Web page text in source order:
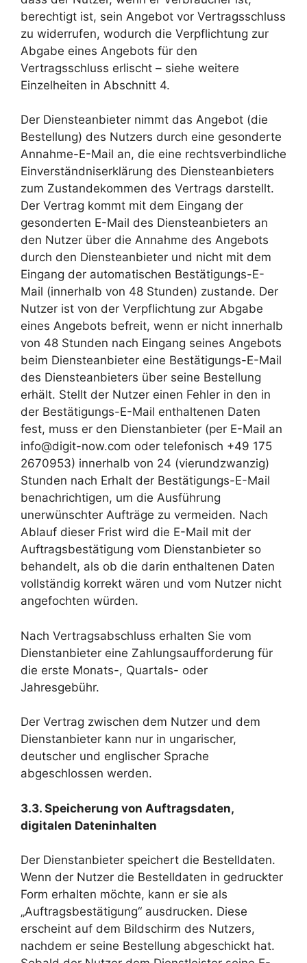
berechtigt ist, sein Angebot vor Vertragsschluss
zu widerrufen, wodurch die Verpflichtung zur
Abgabe eines Angebots für den
Vertragsschluss erlischt – siehe weitere
Einzelheiten in Abschnitt 4.
Der Diensteanbieter nimmt das Angebot (die
Bestellung) des Nutzers durch eine gesonderte
Annahme-E-Mail an, die eine rechtsverbindliche
Einverständniserklärung des Diensteanbieters
zum Zustandekommen des Vertrags darstellt.
Der Vertrag kommt mit dem Eingang der
gesonderten E-Mail des Diensteanbieters an
den Nutzer über die Annahme des Angebots
durch den Diensteanbieter und nicht mit dem
Eingang der automatischen Bestätigungs-E-
Mail (innerhalb von 48 Stunden) zustande. Der
Nutzer ist von der Verpflichtung zur Abgabe
eines Angebots befreit, wenn er nicht innerhalb
von 48 Stunden nach Eingang seines Angebots
beim Diensteanbieter eine Bestätigungs-E-Mail
des Diensteanbieters über seine Bestellung
erhält. Stellt der Nutzer einen Fehler in den in
der Bestätigungs-E-Mail enthaltenen Daten
fest, muss er den Dienstanbieter (per E-Mail an
info@digit-now.com oder telefonisch +49 175
2670953) innerhalb von 24 (vierundzwanzig)
Stunden nach Erhalt der Bestätigungs-E-Mail
benachrichtigen, um die Ausführung
unerwünschter Aufträge zu vermeiden. Nach
Ablauf dieser Frist wird die E-Mail mit der
Auftragsbestätigung vom Dienstanbieter so
behandelt, als ob die darin enthaltenen Daten
vollständig korrekt wären und vom Nutzer nicht
angefochten würden.
Nach Vertragsabschluss erhalten Sie vom
Dienstanbieter eine Zahlungsaufforderung für
die erste Monats-, Quartals- oder
Jahresgebühr.
Der Vertrag zwischen dem Nutzer und dem
Dienstanbieter kann nur in ungarischer,
deutscher und englischer Sprache
abgeschlossen werden.
3.3. Speicherung von Auftragsdaten,
digitalen Dateninhalten
Der Dienstanbieter speichert die Bestelldaten.
Wenn der Nutzer die Bestelldaten in gedruckter
Form erhalten möchte, kann er sie als
„Auftragsbestätigung“ ausdrucken. Diese
erscheint auf dem Bildschirm des Nutzers,
nachdem er seine Bestellung abgeschickt hat.